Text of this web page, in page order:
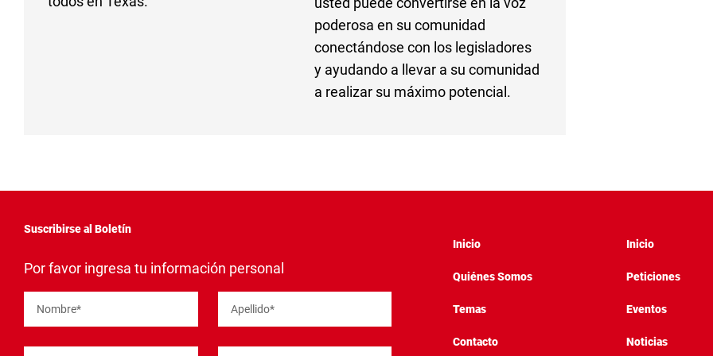
poderosa en su comunidad
conectándose con los legisladores
y ayudando a llevar a su comunidad
a realizar su máximo potencial.
Suscribirse al Boletín
"*"
señala
los
campos
Por favor ingresa tu información personal
Nombre* Apellido*
Inicio Inicio
Quiénes Somos Peticiones
Temas Eventos
Contacto Noticias